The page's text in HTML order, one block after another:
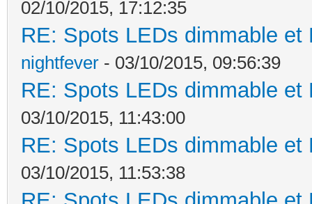
02/10/2015, 17:12:35
RE: Spots LEDs dimmable
nightfever - 03/10/2015, 09:56:39
RE: Spots LEDs dimmable
03/10/2015, 11:43:00
RE: Spots LEDs dimmable
03/10/2015, 11:53:38